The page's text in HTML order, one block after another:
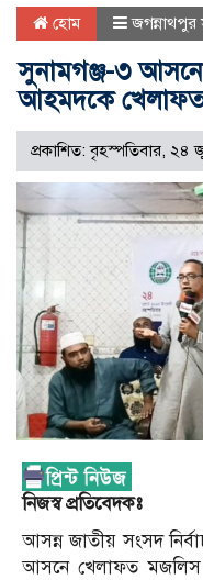
হোম জগন্নাথপুর
সুনামগঞ্জ-৩
আহমদকে খেলাফত
প্রকাশিত: বৃহস্পতিবার, ২৪
নিজস্ব প্রতিবেদকঃ
আসন্ন জাতীয় সংসদ
আসনে খেলাফত মজলিস